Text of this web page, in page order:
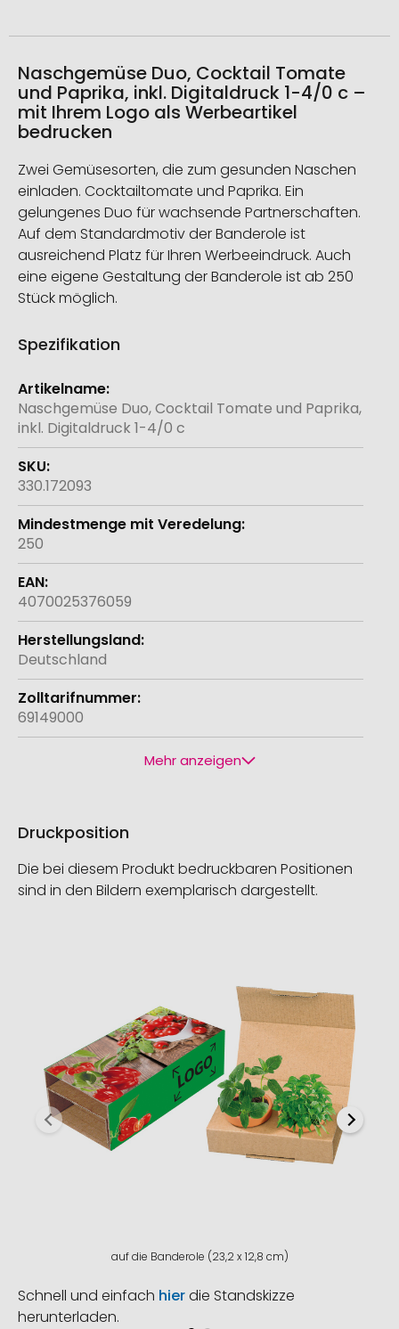
Naschgemüse Duo, Cocktail Tomate
und Paprika, inkl. Digitaldruck 1-4/0 c –
mit Ihrem Logo als Werbeartikel
bedrucken
Zwei Gemüsesorten, die zum gesunden Naschen
einladen. Cocktailtomate und Paprika. Ein
gelungenes Duo für wachsende Partnerschaften.
Auf dem Standardmotiv der Banderole ist
ausreichend Platz für Ihren Werbeeindruck. Auch
eine eigene Gestaltung der Banderole ist ab 250
Stück möglich.
Spezifikation
Weitere
Informationen
Naschgemüse Duo, Cocktail Tomate und Paprika,
inkl. Digitaldruck 1-4/0 c
330.172093
250
4070025376059
Deutschland
69149000
Mehr anzeigen
Druckposition
Die bei diesem Produkt bedruckbaren Positionen
sind in den Bildern exemplarisch dargestellt.
auf die Banderole (23,2 x 12,8 cm)
Schnell und einfach hierdie Standskizze
herunterladen.